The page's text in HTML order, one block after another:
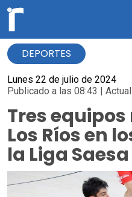
DEPORTES
Lunes 22 de julio de 2024
Publicado a las 08:43 |
Tres
Los Ríos en
la Liga Saesa